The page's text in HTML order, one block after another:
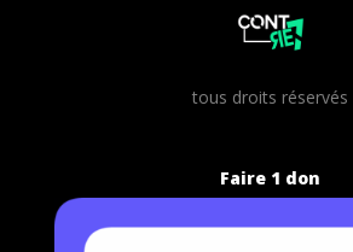
tous droits réservés
Faire 1 don